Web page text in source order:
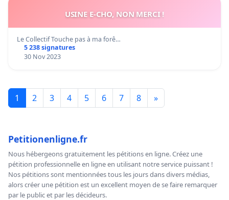
USINE E-CHO, NON MERCI !
Le Collectif Touche pas à ma forê…
5 238 signatures
30 Nov 2023
1 2 3 4 5 6 7 8 »
Petitionenligne.fr
Nous hébergeons gratuitement les pétitions en ligne. Créez une
pétition professionnelle en ligne en utilisant notre service puissant !
Nos pétitions sont mentionnées tous les jours dans divers médias,
alors créer une pétition est un excellent moyen de se faire remarquer
par le public et par les décideurs.